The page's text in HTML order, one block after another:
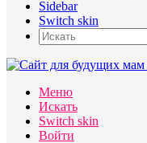
Sidebar
Switch skin
Меню
Искать
Switch skin
Войти